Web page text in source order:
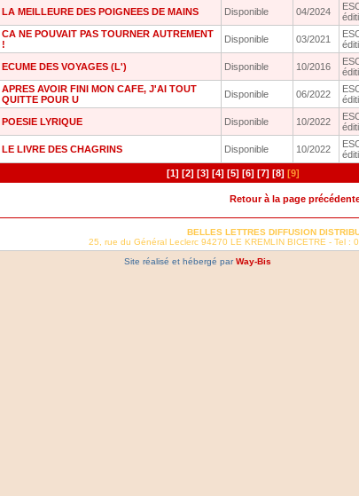
LA MEILLEURE DES POIGNEES DE MAINS Disponible 04/2024
CA NE POUVAIT PAS TOURNER AUTREMENT
!
Disponible 03/2021
ECUME DES VOYAGES (L') Disponible 10/2016
APRES AVOIR FINI MON CAFE, J'AI TOUT
QUITTE POUR U
Disponible 06/2022
POESIE LYRIQUE Disponible 10/2022
LE LIVRE DES CHAGRINS Disponible 10/2022
[1] [2] [3] [4] [5] [6] [7] [8] [9]
Retour à la page
BELLES LETTRES DIFFUSION
25, rue du Général Leclerc 94270 LE KREMLIN BICETRE - Tel :
Site réalisé et hébergé parWay-Bis